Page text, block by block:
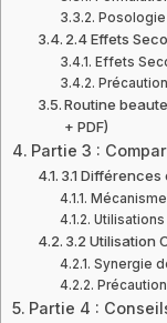
2.4 Effets
Effets
Routine
+ PDF)
Partie 3 :
3.1
3.2 Utilisation
Synergie
Partie 4 :